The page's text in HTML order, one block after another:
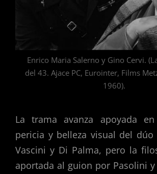
Enrico Maria Salerno y Gino Cervi.
del 43. Ajace PC, Eurointer, Films
1960).
La trama avanza apoyada
pericia y belleza visual del
Vascini y Di Palma, pero la
aportada al guion por Pasolini